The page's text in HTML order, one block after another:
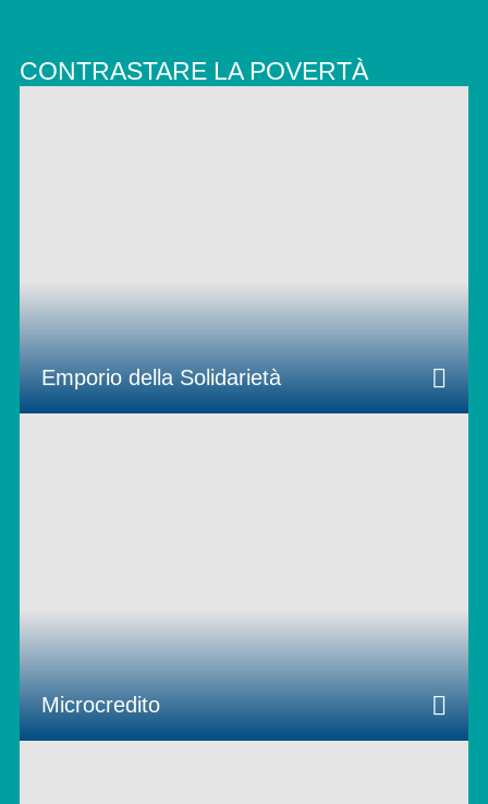
CONTRASTARE LA POVERTÀ
Emporio della Solidarietà
Microcredito